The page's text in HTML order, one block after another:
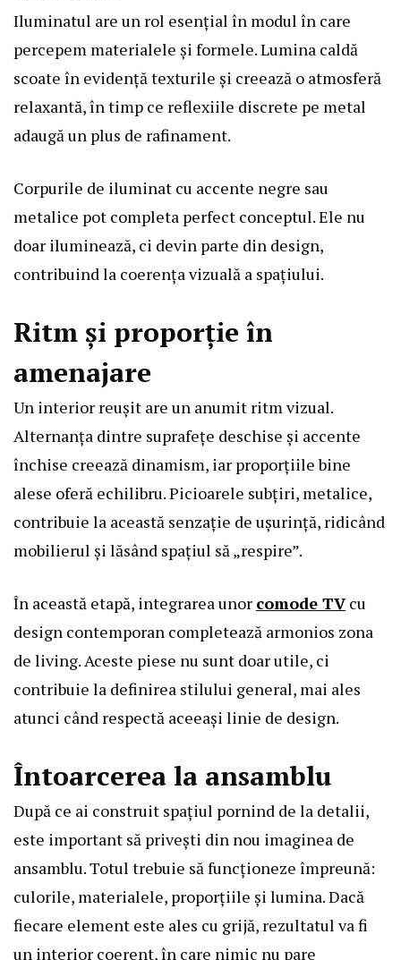
Iluminatul are un rol esențial în modul în care
percepem materialele și formele. Lumina caldă
scoate în evidență texturile și creează o atmosferă
relaxantă, în timp ce reflexiile discrete pe metal
adaugă un plus de rafinament.
Corpurile de iluminat cu accente negre sau
metalice pot completa perfect conceptul. Ele nu
doar iluminează, ci devin parte din design,
contribuind la coerența vizuală a spațiului.
Ritm și proporție în
amenajare
Un interior reușit are un anumit ritm vizual.
Alternanța dintre suprafețe deschise și accente
închise creează dinamism, iar proporțiile bine
alese oferă echilibru. Picioarele subțiri, metalice,
contribuie la această senzație de ușurință, ridicând
mobilierul și lăsând spațiul să „respire”.
În această etapă, integrarea unor comode TVcu
design contemporan completează armonios zona
de living. Aceste piese nu sunt doar utile, ci
contribuie la definirea stilului general, mai ales
atunci când respectă aceeași linie de design.
Întoarcerea la ansamblu
După ce ai construit spațiul pornind de la detalii,
este important să privești din nou imaginea de
ansamblu. Totul trebuie să funcționeze împreună:
culorile, materialele, proporțiile și lumina. Dacă
fiecare element este ales cu grijă, rezultatul va fi
un interior coerent, în care nimic nu pare